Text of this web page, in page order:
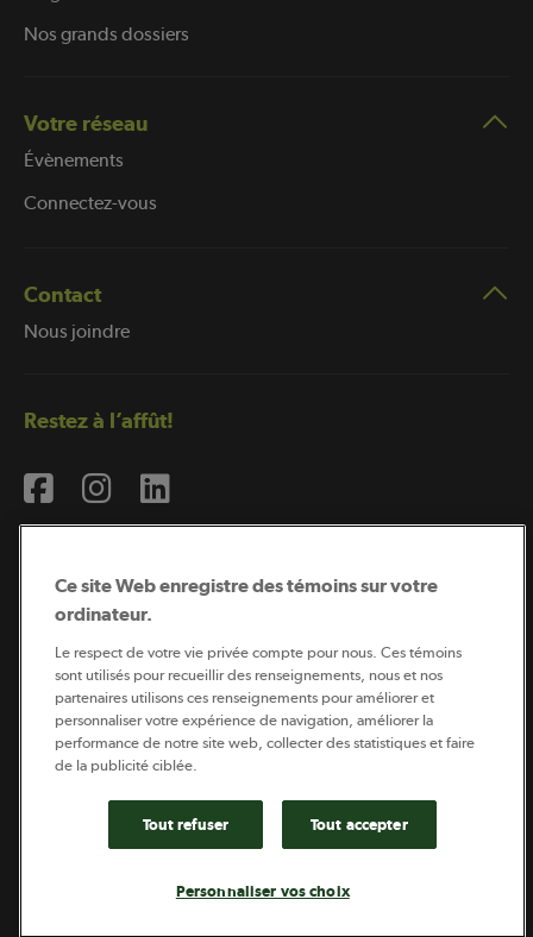
Nos grands dossiers
Votre réseau
Évènements
Connectez-vous
Contact
Nous joindre
Restez à l’affût!
Coopérateur est publié par Sollio Groupe Coopératif.
Il est l’outil d’information de la coopération agricole
québécoise.
Ce site Web enregistre des témoins sur votre
ordinateur.
Le respect de votre vie privée compte pour nous. Ces témoins
sont utilisés pour recueillir des renseignements, nous et nos
partenaires utilisons ces renseignements pour améliorer et
personnaliser votre expérience de navigation, améliorer la
performance de notre site web, collecter des statistiques et faire
de la publicité ciblée.
Tout refuser Tout accepter
Personnaliser vos choix